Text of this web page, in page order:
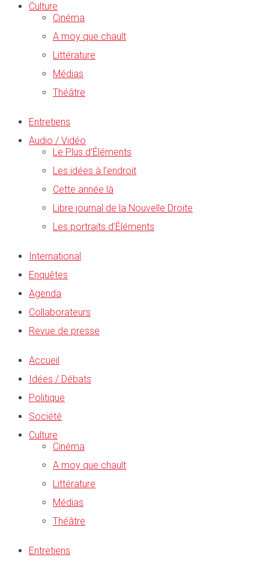
Culture
Cinéma
A moy que chault
Littérature
Médias
Théâtre
Entretiens
Audio / Vidéo
Le Plus d’Éléments
Les idées à l’endroit
Cette année là
Libre journal de la Nouvelle Droite
Les portraits d’Éléments
International
Enquêtes
Agenda
Collaborateurs
Revue de presse
Accueil
Idées / Débats
Politique
Société
Culture
Cinéma
A moy que chault
Littérature
Médias
Théâtre
Entretiens